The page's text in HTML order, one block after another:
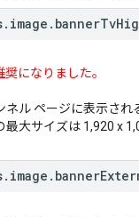
. image . bannerTv
になりました。
ネル ページに表示され
最大サイズは 1,920 x
. image . banner